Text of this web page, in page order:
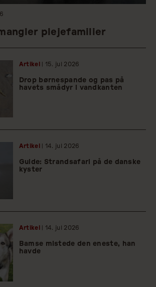
plejefamilier
Artikel | 15. jul 2026
Drop børnespande og pas på
havets smådyr i vandkanten
Artikel | 14. jul 2026
Guide: Strandsafari på de danske
kyster
Artikel | 14. jul 2026
Bamse mistede den eneste, han
havde